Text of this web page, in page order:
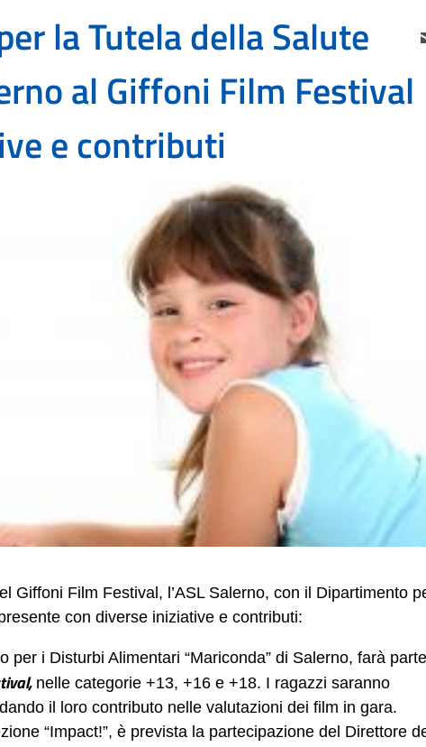
la Tutela della Salute
al Giffoni Film Festival
e contributi
Giffoni Film Festival, l’ASL Salerno, con il Dipartimento
con diverse iniziative e contributi:
per i Disturbi Alimentari “Mariconda” di Salerno, farà parte
nelle categorie +13, +16 e +18. I ragazzi saranno
il loro contributo nelle valutazioni dei film in gara.
“Impact!”, è prevista la partecipazione del Direttore